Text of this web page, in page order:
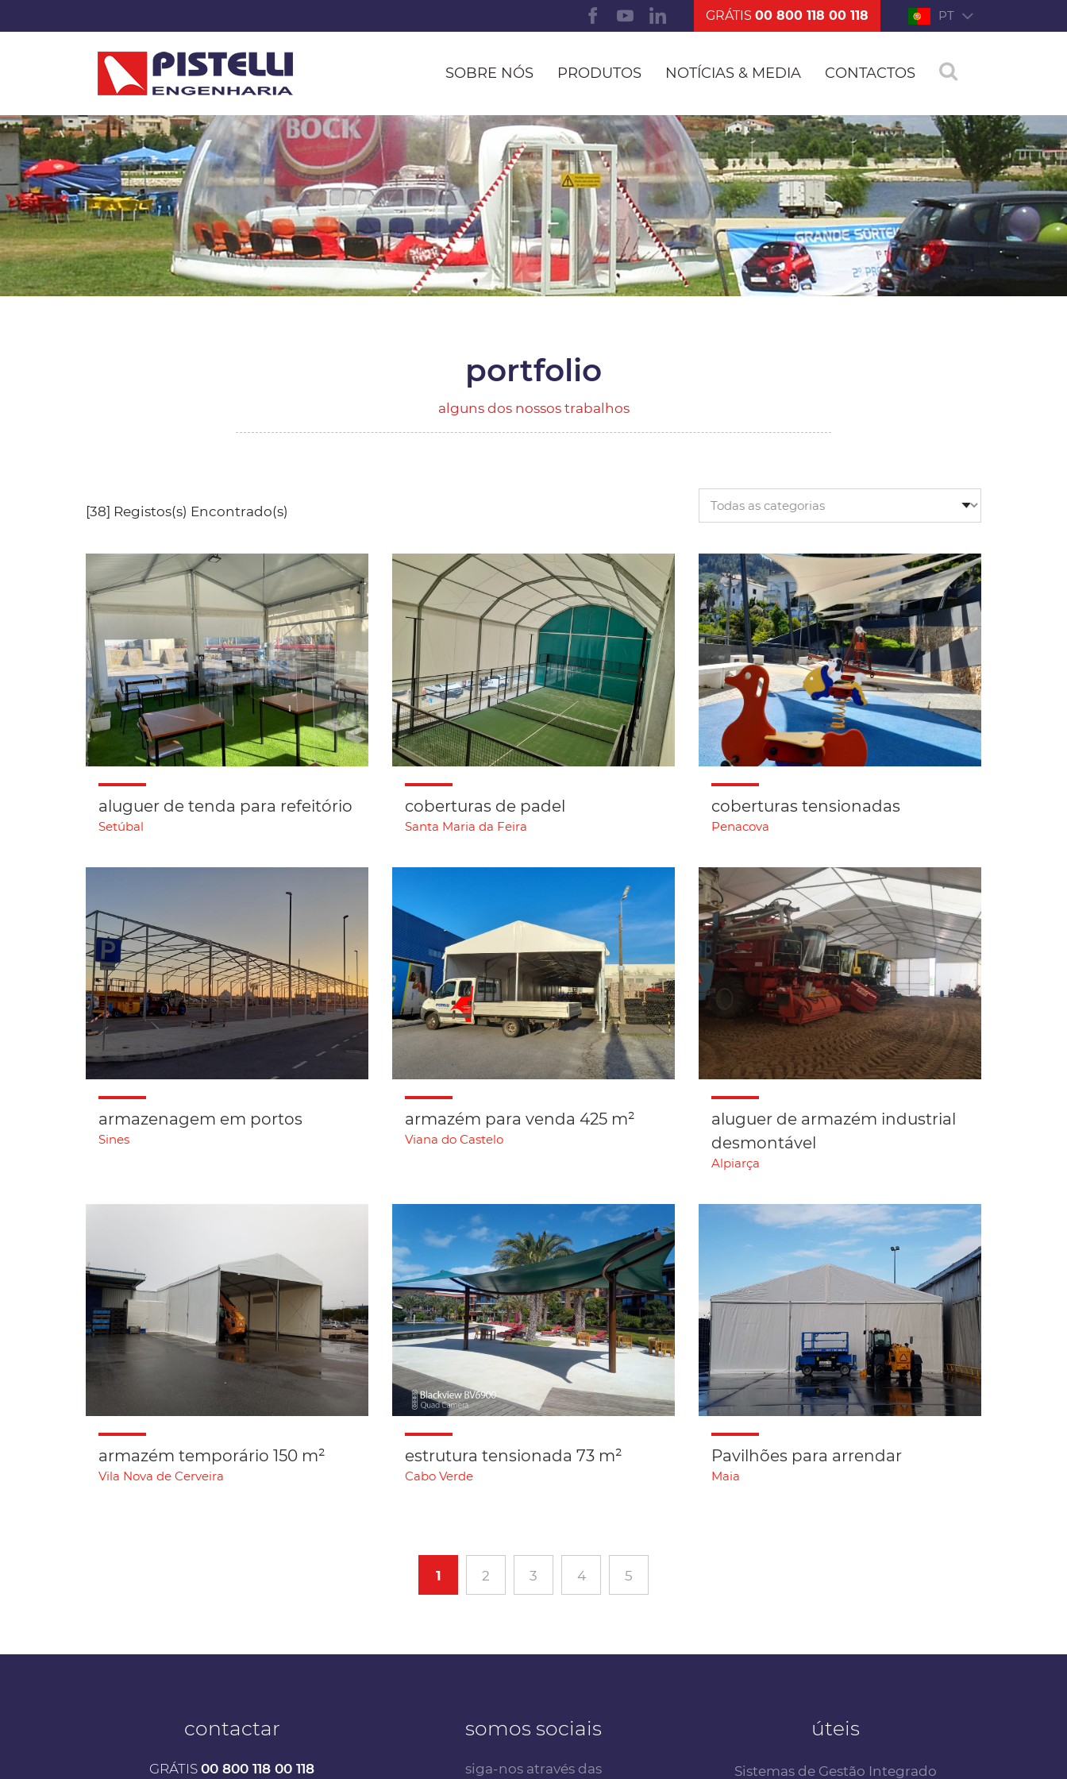
GRÁTIS00 800 118 00 118 PT
SOBRE NÓS PRODUTOS NOTÍCIAS & MEDIA CONTACTOS
portfolio
alguns dos nossos trabalhos
[38] Registos(s) Encontrado(s)
aluguer de tenda para refeitório
Setúbal
coberturas de padel
Santa Maria da Feira
coberturas tensionadas
Penacova
armazenagem em portos
Sines
armazém para venda 425 m²
Viana do Castelo
aluguer de armazém industrial
desmontável
Alpiarça
armazém temporário 150 m²
Vila Nova de Cerveira
estrutura tensionada 73 m²
Cabo Verde
Pavilhões para arrendar
Maia
1 2 3 4 5
contactar
GRÁTIS 00 800 118 00 118
somos sociais
siga-nos através das
úteis
Sistemas de Gestão Integrado